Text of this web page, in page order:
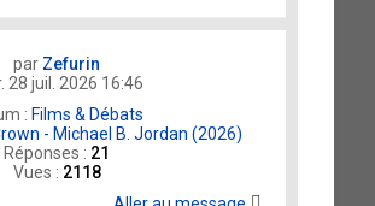
par Zefurin
28 juil. 2026 16:46
: Films & Débats
- Michael B. Jordan (2026)
Réponses : 21
Vues : 2118